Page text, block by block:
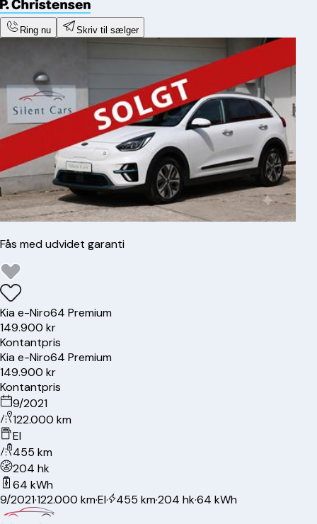
Ring nu Skriv til sælger
Fås med udvidet garanti
Kiae-Niro64 Premium
149.900 kr
Kontantpris
Kiae-Niro64 Premium
149.900 kr
Kontantpris
9/2021
122.000 km
El
455 km
204 hk
64 kWh
9/2021·122.000 km·El· 455 km·204 hk·64 kWh